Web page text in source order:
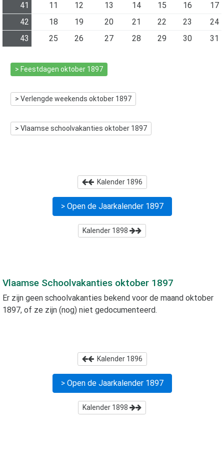
41
11 12 13 14 15 16
17
42
18 19 20 21 22 23
24
43
25 26 27 28 29 30 31
> Feestdagen oktober 1897
> Verlengde weekends oktober 1897
> Vlaamse schoolvakanties oktober 1897
Kalender 1896
> Open de Jaarkalender 1897
Kalender 1898
Vlaamse Schoolvakanties oktober 1897
Er zijn geen schoolvakanties bekend voor de maand oktober
1897, of ze zijn (nog) niet gedocumenteerd.
Kalender 1896
> Open de Jaarkalender 1897
Kalender 1898